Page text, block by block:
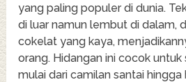
yang paling populer di dunia.
di luar namun lembut di dalam,
cokelat yang kaya,
orang. Hidangan ini cocok untuk
mulai dari camilan santai